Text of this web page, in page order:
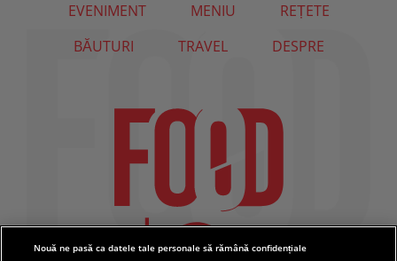
EVENIMENT MENIU
REȚETE
BĂUTURI
TRAVEL DESPRE
Nouă ne pasă ca datele tale personale să rămână confidențiale